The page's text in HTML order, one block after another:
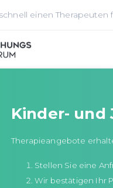
einen Therapeuten
Kinder- und
Therapieangebote
Stellen Sie eine
Wir bestätigen Ihr